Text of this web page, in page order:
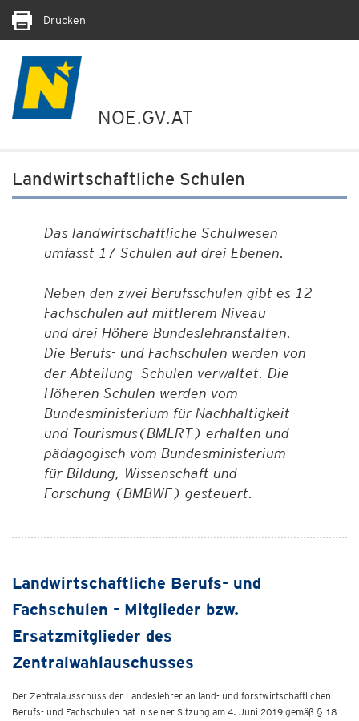
Drucken
NOE.GV.AT
Landwirtschaftliche Schulen
Das landwirtschaftliche Schulwesen
umfasst 17 Schulen auf drei Ebenen.
Neben den zwei Berufsschulen gibt es 12
Fachschulen auf mittlerem Niveau
und drei Höhere Bundeslehranstalten.
Die Berufs- und Fachschulen werden von
der Abteilung Schulen verwaltet. Die
Höheren Schulen werden vom
Bundesministerium für Nachhaltigkeit
und Tourismus(BMLRT) erhalten und
pädagogisch vom Bundesministerium
für Bildung, Wissenschaft und
Forschung (BMBWF) gesteuert.
Landwirtschaftliche Berufs- und
Fachschulen - Mitglieder bzw.
Ersatzmitglieder des
Zentralwahlauschusses
Der Zentralausschuss der Landeslehrer an land- und forstwirtschaftlichen
Berufs- und Fachschulen hat in seiner Sitzung am 4. Juni 2019 gemäß § 18